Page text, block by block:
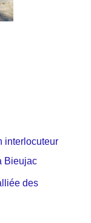
interlocuteur
Bieujac
des